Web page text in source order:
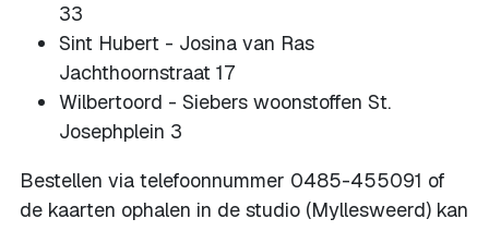
33
Sint Hubert - Josina van Ras
Jachthoornstraat 17
Wilbertoord - Siebers woonstoffen St.
Josephplein 3
Bestellen via telefoonnummer 0485-455091 of
de kaarten ophalen in de studio (Myllesweerd) kan